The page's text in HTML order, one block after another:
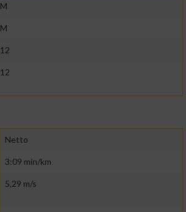
M
M
12
12
Netto
3:09 min/km
5,29 m/s